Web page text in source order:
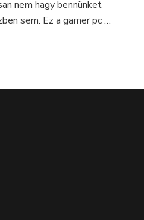
eléggé
hasít
nem hagy bennünket
sem. Ez a gamer pc …